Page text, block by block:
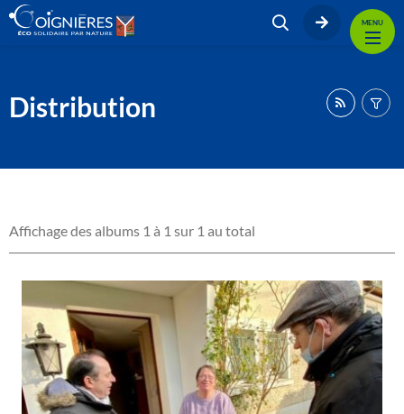
MENU
Distribution
Affichage des albums 1 à 1 sur 1 au total